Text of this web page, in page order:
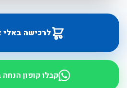
לרכישה
קבלו קופון